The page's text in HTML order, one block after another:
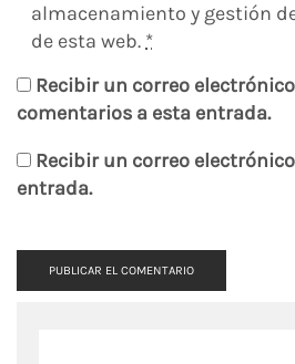
almacenamiento y gestión
de esta web. *
Recibir un correo
comentarios a esta entrada.
Recibir un correo
entrada.